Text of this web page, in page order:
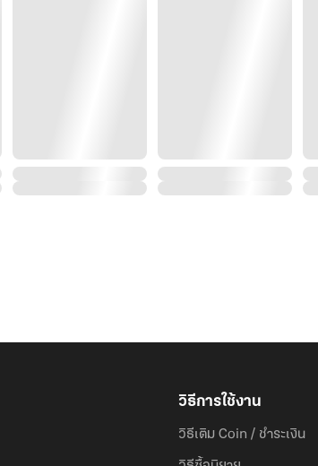
วิธีการใช้งาน
วิธีเติม Coin / ชำระเงิน